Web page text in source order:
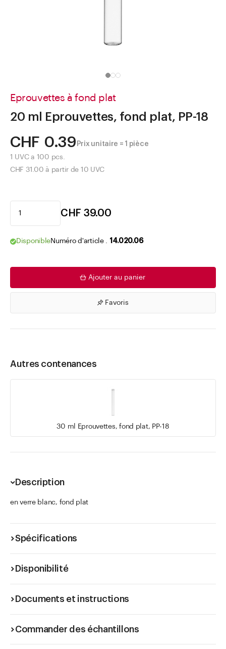
Eprouvettes à fond plat
20 ml Eprouvettes, fond plat, PP-18
CHF 0.39 Prix unitaire = 1 pièce
1 UVC a 100 pcs.
CHF 31.00 à partir de 10 UVC
CHF 39.00
DisponibleNuméro d'article . 14.020.06
Ajouter au panier
Favoris
Autres contenances
30 ml Eprouvettes, fond plat, PP-18
Description
en verre blanc, fond plat
Spécifications
Disponibilité
Documents et instructions
Commander des échantillons